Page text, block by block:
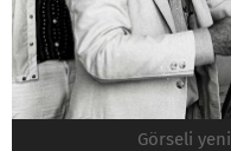
Görseli